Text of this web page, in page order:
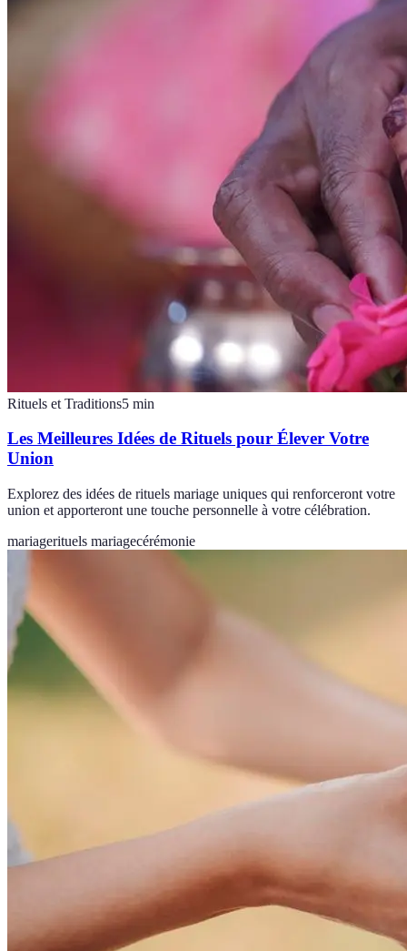
Rituels et Traditions5 min
Les Meilleures Idées de Rituels pour Élever Votre
Union
Explorez des idées de rituels mariage uniques qui renforceront votre
union et apporteront une touche personnelle à votre célébration.
mariagerituels mariagecérémonie